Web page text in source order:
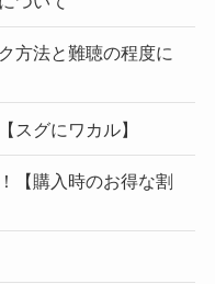
方法と難聴の程度に
スグにワカル】
【購入時のお得な割